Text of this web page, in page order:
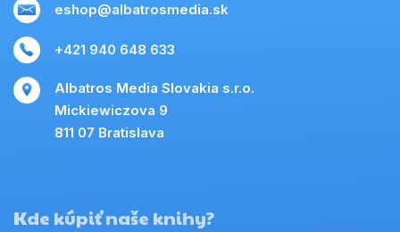
eshop@albatrosmedia.sk
+421 940 648 633
Albatros Media Slovakia s.r.o.
Mickiewiczova 9
811 07 Bratislava
Kde kúpiť naše knihy?